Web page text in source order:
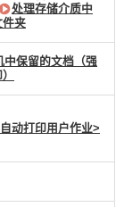
处理存储介质中
件夹
中保留的文档（强
动打印用户作业>